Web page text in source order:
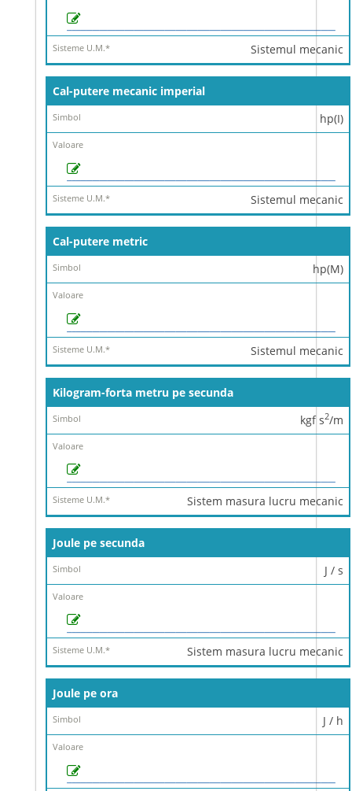
Sistemul mecanic
Cal-putere mecanic imperial
hp(I)
Sistemul mecanic
Cal-putere metric
hp(M)
Sistemul mecanic
Kilogram-forta metru pe secunda
kgf s2/m
Sistem masura lucru mecanic
Joule pe secunda
J / s
Sistem masura lucru mecanic
Joule pe ora
J / h